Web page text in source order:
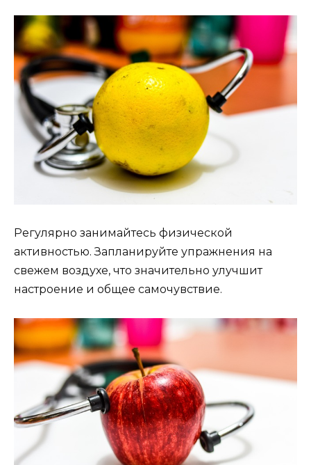
Регулярно занимайтесь физической
активностью. Запланируйте упражнения на
свежем воздухе, что значительно улучшит
настроение и общее самочувствие.